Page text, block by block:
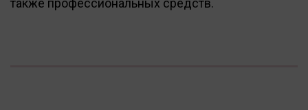
также профессиональных средств.